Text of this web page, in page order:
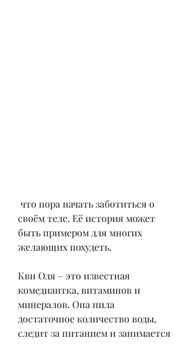
своём теле. Её история может
быть примером для многих
желающих похудеть.
Квн Оля – это известная
комедиантка, витаминов и
минералов. Она пила
достаточное количество воды,
следит за питанием и занимается